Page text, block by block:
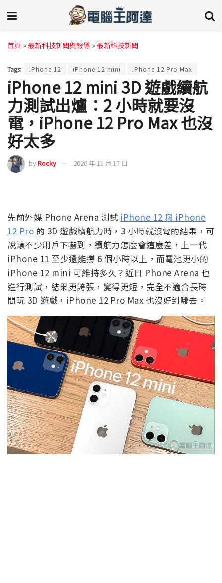
首頁 »最新科技新聞與報導 »最新科技新聞
Tags: iPhone 12 iPhone 12 mini iPhone 12 Pro Max
iPhone 12 mini 3D 遊戲續航
力測試出爐：2 小時就要沒
電，iPhone 12 Pro Max 也沒
好太多
byRocky 2020 年 11 月 17 日
先前外媒 Phone Arena 測試 iPhone 12 與 iPhone
12 Pro 的 3D 遊戲續航力時，3 小時就沒電的結果，可
說讓不少用戶下嚇到，續航力怎麼會這麼差，上一代
iPhone 11 至少還能撐 6 個小時以上，而電池更小的
iPhone 12 mini 可維持多久？近日 Phone Arena 也
進行測試，結果更誇張，變得更短，完全不適合長時
間玩 3D 遊戲，iPhone 12 Pro Max 也沒好到哪去。